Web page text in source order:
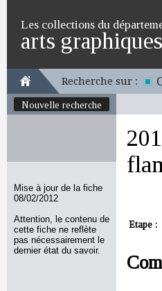
Les collections du
arts graphiques
Recherche sur :
Nouvelle recherche
Mise à jour de la fiche
08/02/2012
Attention, le contenu de
cette fiche ne reflète
pas nécessairement le
dernier état du savoir.
Etape :